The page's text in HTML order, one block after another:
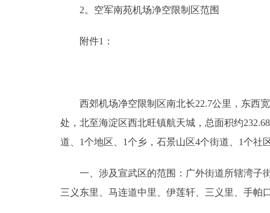
2。空军南苑机场净空限制区范围
附件1：
西郊机场净空限制区南北长22.7公里，东西宽
处，北至海淀区西北旺镇航天城，总面积约
道、1个地区、1个乡，石景山区4个街道、1个社
一、涉及宣武区的范围：广外街道所辖湾子街
三义东里、马连道中里、伊莲轩、三义里、手帕